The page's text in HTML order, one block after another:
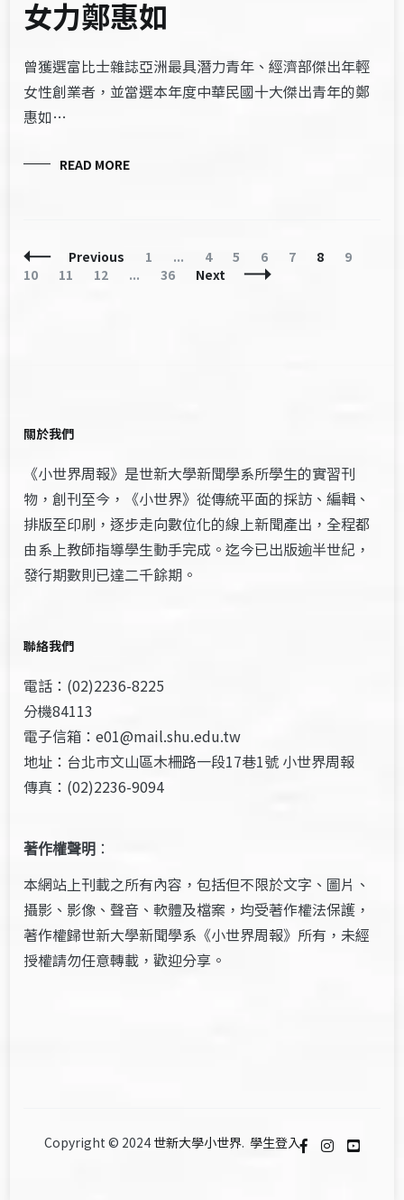
女力鄭惠如
曾獲選富比士雜誌亞洲最具潛力青年、經濟部傑出年輕
女性創業者，並當選本年度中華民國十大傑出青年的鄭
惠如…
READ MORE
Posts
Navigation
Previous Page
1 ... Page
4 Page
5 Page
6 Page
7 Page
8 Page
9
10
Page
11 Page
12 ... Page
36 Next
關於我們
《小世界周報》是世新大學新聞學系所學生的實習刊
物，創刊至今，《小世界》從傳統平面的採訪、編輯、
排版至印刷，逐步走向數位化的線上新聞產出，全程都
由系上教師指導學生動手完成。迄今已出版逾半世紀，
發行期數則已達二千餘期。
聯絡我們
電話：(02)2236-8225
分機84113
電子信箱：e01@mail.shu.edu.tw
地址：台北市文山區木柵路一段17巷1號 小世界周報
傳真：(02)2236-9094
著作權聲明 ：
本網站上刊載之所有內容，包括但不限於文字、圖片、
攝影、影像、聲音、軟體及檔案，均受著作權法保護，
著作權歸世新大學新聞學系《小世界周報》所有，未經
授權請勿任意轉載，歡迎分享。
Copyright © 2024 世新大學小世界. 學生登入